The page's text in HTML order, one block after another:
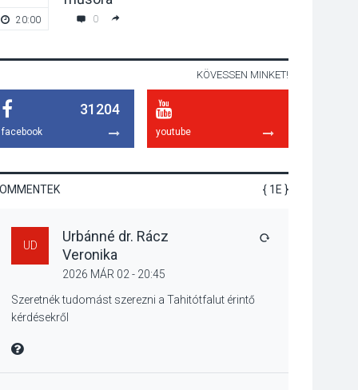
emelkednek a
parkolási díjak
Nőtt a fontosabb nyári
gyümölcsök
termésmennyisége
Bogdányban
programokkal teli
búcsúhétvége lesz
20:00 0
KÖVESSEN MINKET!
31204
facebook youtube
{ 1E }
UD
Urbánné dr. Rácz
Veronika
2026 MÁR 02 - 20:45
Szeretnék tudomást szerezni a Tahitótfalut érintő
kérdésekről
MIRE MONDTA